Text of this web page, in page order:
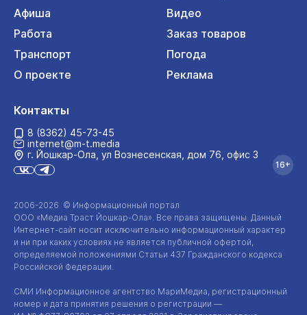
Афиша
Видео
Работа
Заказ товаров
Транспорт
Погода
О проекте
Реклама
2006-2026 © Информационный портал
ООО «Медиа Траст Йошкар-Ола». Все права защищены. Данный
Интернет-сайт носит исключительно информационный характер
и ни при каких условиях не является публичной офертой,
определяемой положениями Статьи 437 Гражданского кодекса
Российской Федерации.
СМИ Информационное агентство МариМедиа, регистрационный
номер и дата принятия решения о регистрации —
Контакты
8 (8362) 45-73-45
internet@m-t.media
г. Йошкар‑Ола, ул Вознесенская, дом 76, офис 3
16+